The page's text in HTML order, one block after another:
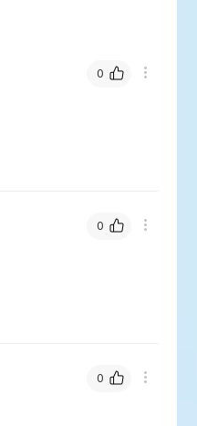
0
0
0